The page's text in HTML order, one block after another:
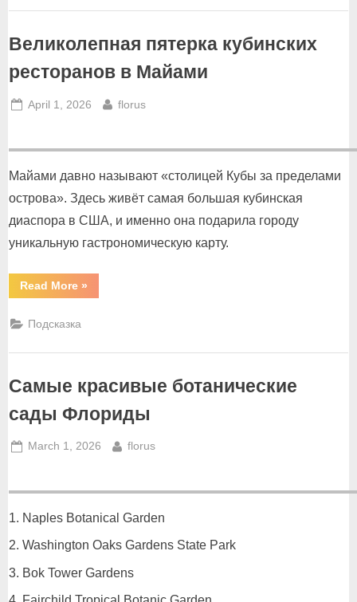
Великолепная пятерка кубинских
ресторанов в Майами
Posted
April 1, 2026 By
florus
Майами давно называют «столицей Кубы за пределами
острова». Здесь живёт самая большая кубинская
диаспора в США, и именно она подарила городу
уникальную гастрономическую карту.
Read More“Великолепная
пятерка
в
»
Подсказка
Самые красивые ботанические
сады Флориды
Posted
March 1, 2026 By
florus
Naples Botanical Garden
Washington Oaks Gardens State Park
Bok Tower Gardens